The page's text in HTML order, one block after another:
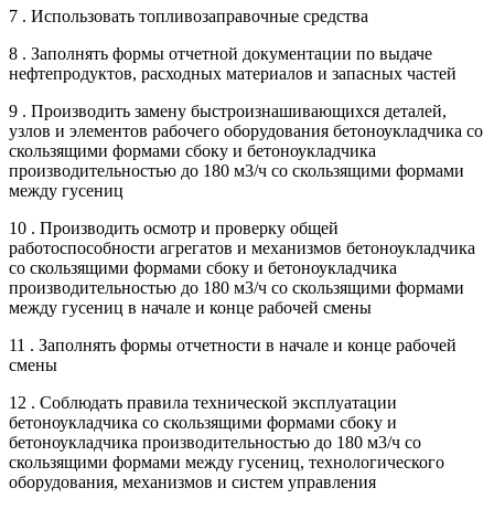
7 . Использовать топливозаправочные средства
8 . Заполнять формы отчетной документации по выдаче
нефтепродуктов, расходных материалов и запасных частей
9 . Производить замену быстроизнашивающихся деталей,
узлов и элементов рабочего оборудования бетоноукладчика со
скользящими формами сбоку и бетоноукладчика
производительностью до 180 м3/ч со скользящими формами
между гусениц
10 . Производить осмотр и проверку общей
работоспособности агрегатов и механизмов бетоноукладчика
со скользящими формами сбоку и бетоноукладчика
производительностью до 180 м3/ч со скользящими формами
между гусениц в начале и конце рабочей смены
11 . Заполнять формы отчетности в начале и конце рабочей
смены
12 . Соблюдать правила технической эксплуатации
бетоноукладчика со скользящими формами сбоку и
бетоноукладчика производительностью до 180 м3/ч со
скользящими формами между гусениц, технологического
оборудования, механизмов и систем управления